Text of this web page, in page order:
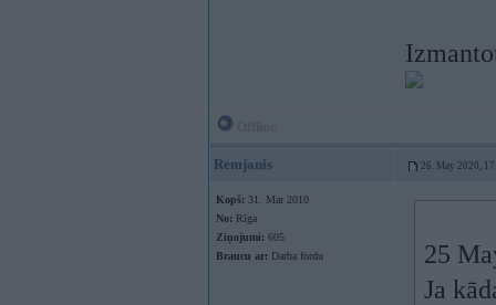
Remjanis 26. May 2020,
Kopš: 31. Mar 2010
No: Rīga
Ziņojumi: 605
Braucu ar: Darba fordu
25
Ja